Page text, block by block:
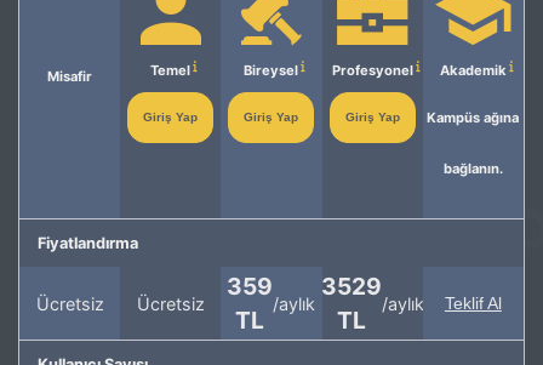
Misafir Temel
Giriş Yap
Bireysel
Giriş Yap
Profesyonel
Giriş Yap
Akademik
Kampüs ağına
bağlanın.
Fiyatlandırma
Ücretsiz Ücretsiz
359
TL
/aylık
3529
TL
/aylık Teklif Al